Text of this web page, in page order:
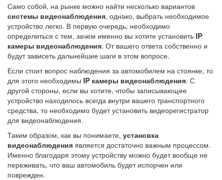
Само собой, на рынке можно найти несколько вариантов
системы видеонаблюдения, однако, выбрать необходимое
устройство легко. В первую очередь, необходимо
определиться с тем, зачем именно вы хотите установить IP
камеры видеонаблюдения. От вашего ответа собственно и
будут зависеть дальнейшие шаги в этом вопросе.
Если стоит вопрос наблюдения за автомобилем на стоянке, то
для этого необходимы IP камеры видеонаблюдения. С
другой стороны, если вы хотите, чтобы записывающее
устройство находилось всегда внутри вашего транспортного
средства, то необходимо будет установить видеорегистратор
для видеонаблюдения.
Таким образом, как вы понимаете, установка
видеонаблюдения является достаточно важным процессом.
Именно благодаря этому устройству можно будет вообще не
переживать, что ваш автомобиль будет испорчен или
поврежден.